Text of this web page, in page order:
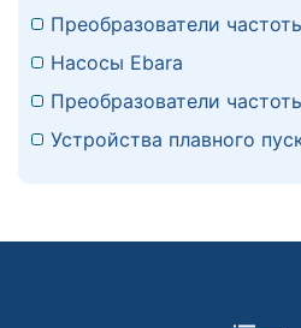
Преобразователи
Насосы Ebara
Преобразователи
Устройства плавного